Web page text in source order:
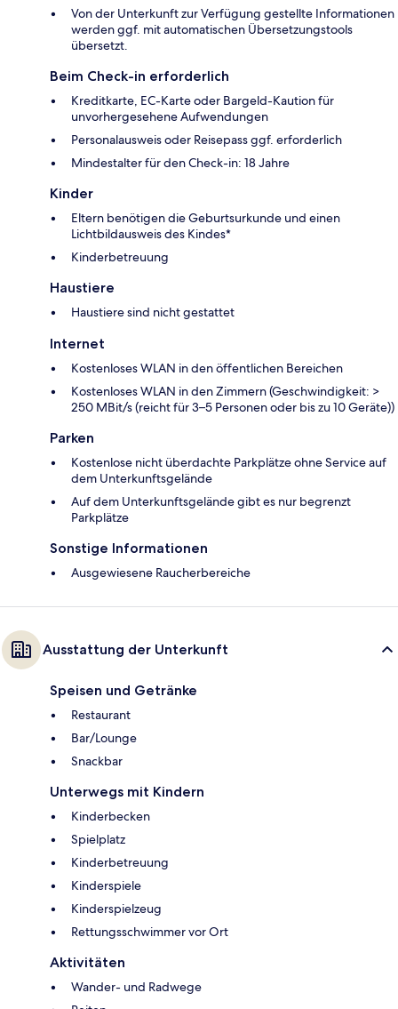
Von der Unterkunft zur Verfügung gestellte Informationen
werden ggf. mit automatischen Übersetzungstools
übersetzt.
Beim Check-in erforderlich
Kreditkarte, EC-Karte oder Bargeld-Kaution für
unvorhergesehene Aufwendungen
Personalausweis oder Reisepass ggf. erforderlich
Mindestalter für den Check-in: 18 Jahre
Kinder
Eltern benötigen die Geburtsurkunde und einen
Lichtbildausweis des Kindes*
Kinderbetreuung
Haustiere
Haustiere sind nicht gestattet
Internet
Kostenloses WLAN in den öffentlichen Bereichen
Kostenloses WLAN in den Zimmern (Geschwindigkeit: >
250 MBit/s (reicht für 3–5 Personen oder bis zu 10 Geräte))
Parken
Kostenlose nicht überdachte Parkplätze ohne Service auf
dem Unterkunftsgelände
Auf dem Unterkunftsgelände gibt es nur begrenzt
Parkplätze
Sonstige Informationen
Ausgewiesene Raucherbereiche
Ausstattung der Unterkunft
Speisen und Getränke
Restaurant
Bar/Lounge
Snackbar
Unterwegs mit Kindern
Kinderbecken
Spielplatz
Kinderbetreuung
Kinderspiele
Kinderspielzeug
Rettungsschwimmer vor Ort
Aktivitäten
Wander- und Radwege